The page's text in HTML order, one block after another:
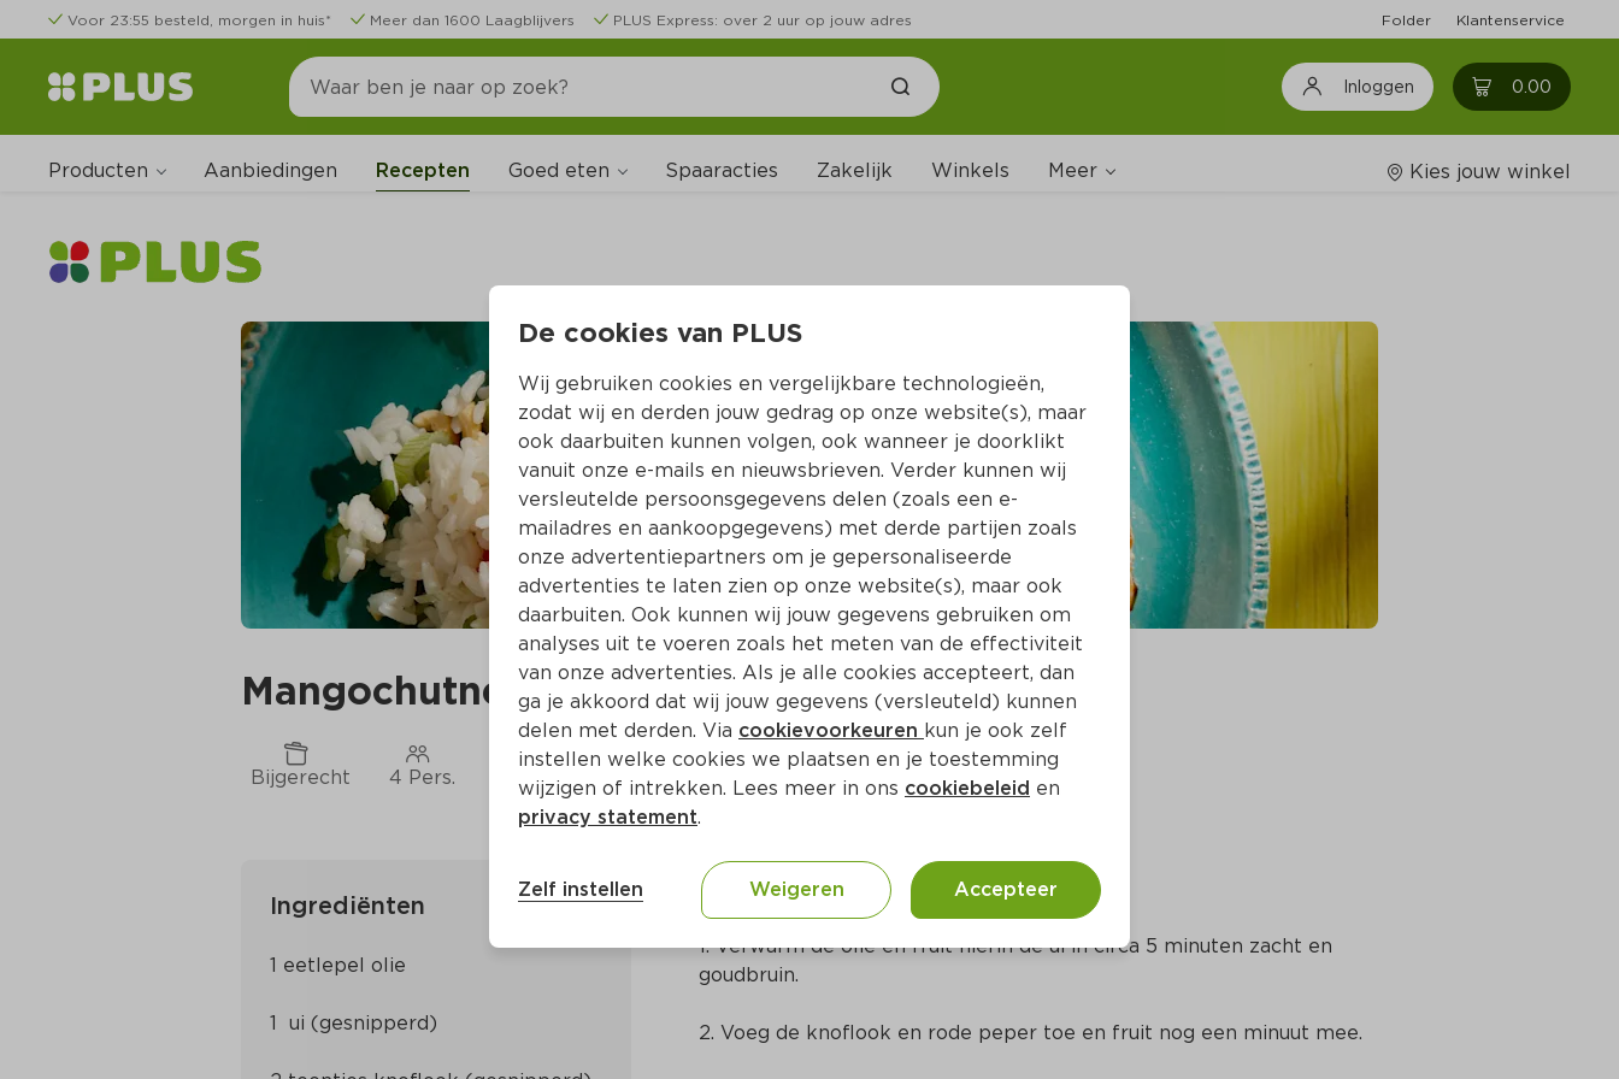
Voor 23:55 besteld, morgen in huis* Meer dan 1600 Laagblijvers PLUS Express: over 2 uur op jouw adres Folder Klantenservice
Inloggen 0.00 0
Producten Aanbiedingen Recepten Goed eten Spaaracties Zakelijk Winkels Meer
Wijnshop
Boodschappenlijstjes
Kies jouw winkel
Mangochutney
Bijgerecht 4 Pers. Ca. 30 Min Aziatisch
Ingrediënten
Bereidingswijze
1. Verwarm de olie en fruit hierin de ui in circa 5 minuten zacht en
goudbruin.
2. Voeg de knoflook en rode peper toe en fruit nog een minuut mee.
De cookies van PLUS
Wij gebruiken cookies en vergelijkbare technologieën,
zodat wij en derden jouw gedrag op onze website(s), maar
ook daarbuiten kunnen volgen, ook wanneer je doorklikt
vanuit onze e-mails en nieuwsbrieven. Verder kunnen wij
versleutelde persoonsgegevens delen (zoals een e-
mailadres en aankoopgegevens) met derde partijen zoals
onze advertentiepartners om je gepersonaliseerde
advertenties te laten zien op onze website(s), maar ook
daarbuiten. Ook kunnen wij jouw gegevens gebruiken om
analyses uit te voeren zoals het meten van de effectiviteit
van onze advertenties. Als je alle cookies accepteert, dan
ga je akkoord dat wij jouw gegevens (versleuteld) kunnen
delen met derden. Via cookievoorkeuren kun je ook zelf
instellen welke cookies we plaatsen en je toestemming
wijzigen of intrekken. Lees meer in ons cookiebeleid en
privacy statement.
Zelf instellen Weigeren Accepteer